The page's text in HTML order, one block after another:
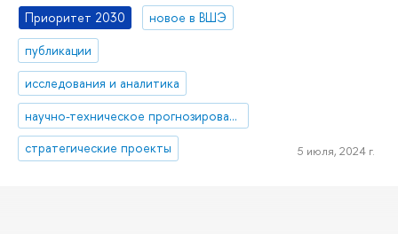
Приоритет 2030
новое в ВШЭ
публикации
исследования и аналитика
научно-техническое прогнозирование
стратегические проекты
5 июля, 2024 г.